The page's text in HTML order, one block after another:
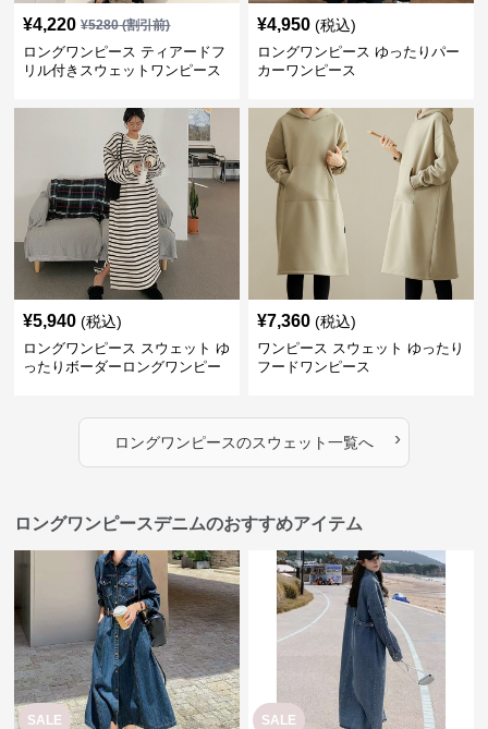
¥4,220 ¥5280(割引前)
ロングワンピース ティアードフ
リル付きスウェットワンピース
¥4,950 (税込)
ロングワンピース ゆったりパー
カーワンピース
¥5,940 (税込)
ロングワンピース スウェット ゆ
ったりボーダーロングワンピー
¥7,360 (税込)
ワンピース スウェット ゆったり
フードワンピース
ロングワンピースのスウェット一覧へ ›
ロングワンピースデニムのおすすめアイテム
SALE SALE